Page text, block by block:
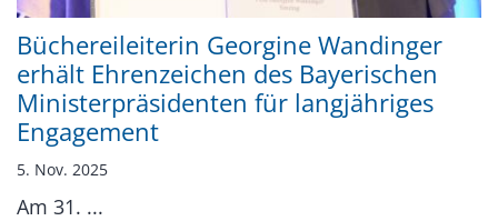
Büchereileiterin Georgine Wandinger
erhält Ehrenzeichen des Bayerischen
Ministerpräsidenten für langjähriges
Engagement
5. Nov. 2025
Am 31. ...